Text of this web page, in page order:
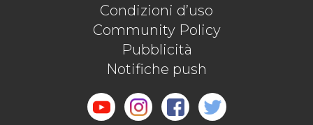
Condizioni d’uso
Community Policy
Pubblicità
Notifiche push